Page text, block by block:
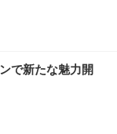
で新たな魅力開